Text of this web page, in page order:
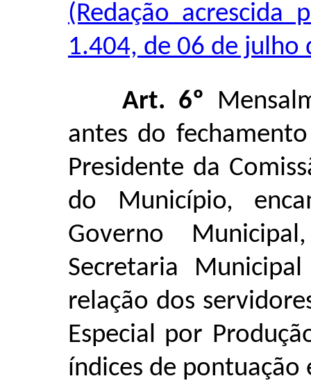
(Redação
1.404, de 06 de julho
Art. 6º
antes do
Presidente da
do Município,
Governo
Secretaria
relação dos
Especial por
índices de pontuação